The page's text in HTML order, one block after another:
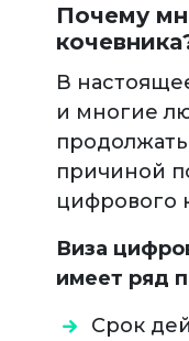
Почему
В
и многие
причиной
цифрового
Виза
имеет ряд
Срок